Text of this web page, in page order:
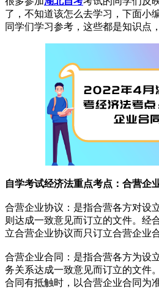
了，不知道该怎么去学习，下面小
同学们学习参考，这些都是知识点
自学考试经济法重点考点：合营企
合营企业协议：是指合营各方对设
则达成一致意见而订立的文件。经
立合营企业协议而只订立合营企业
合营企业合同：是指合营各方为设
务关系达成一致意见而订立的文件
合同有抵触时，以合营企业合同为准